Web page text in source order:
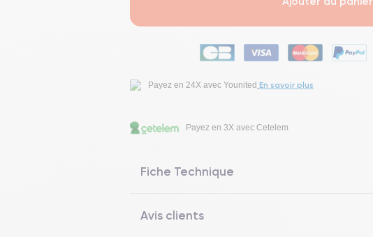
Payez en 24X avec Younited En savoir plus
Payez en 3X avec Cetelem
Fiche Technique
Avis clients